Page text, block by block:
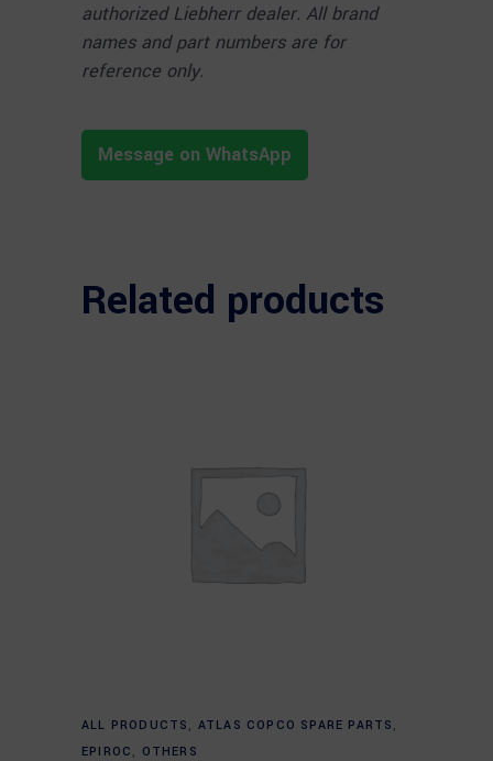
authorized Liebherr dealer. All brand
names and part numbers are for
reference only.
Message on WhatsApp
Related products
Read more
ALL PRODUCTS , ATLAS COPCO SPARE PARTS ,
EPIROC , OTHERS